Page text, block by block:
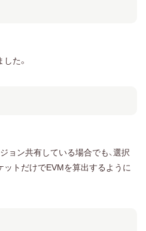
た。
ョン共有している場合でも、選択
トだけでEVMを算出するように